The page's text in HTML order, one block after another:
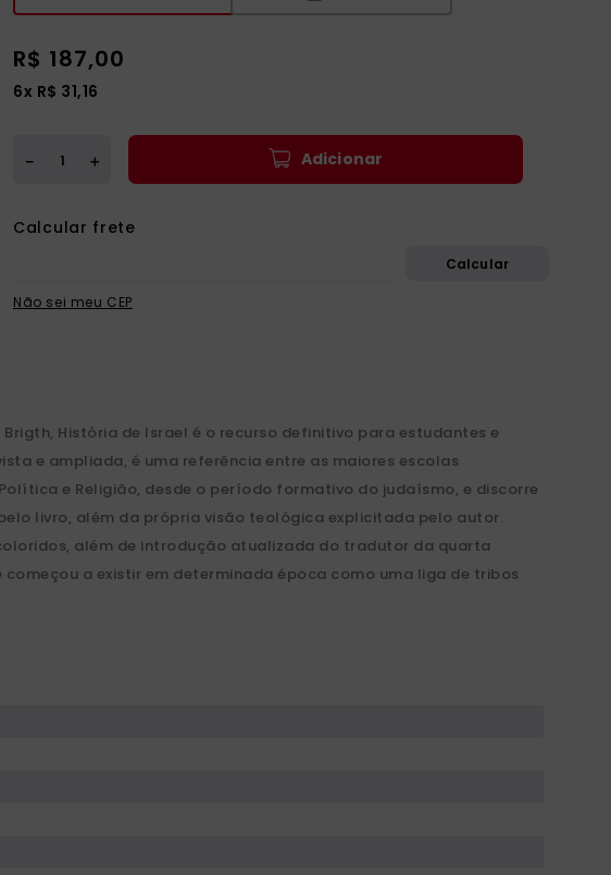
R$ 187,00
6x R$ 31,16
＋
－ Adicionar
Não sei meu CEP
História de Israel é o recurso definitivo para estudantes e
e ampliada, é uma referência entre as maiores escolas
e Religião, desde o período formativo do judaísmo, e discorre
livro, além da própria visão teológica explicitada pelo autor.
além de introdução atualizada do tradutor da quarta
a existir em determinada época como uma liga de tribos